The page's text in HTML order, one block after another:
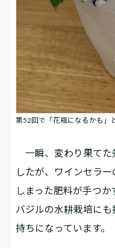
第52回で「花瓶になるかも」
一瞬、変わり果てた
したが、ワインセラー
しまった肥料が手つか
バジルの水耕栽培に
持ちになっています。